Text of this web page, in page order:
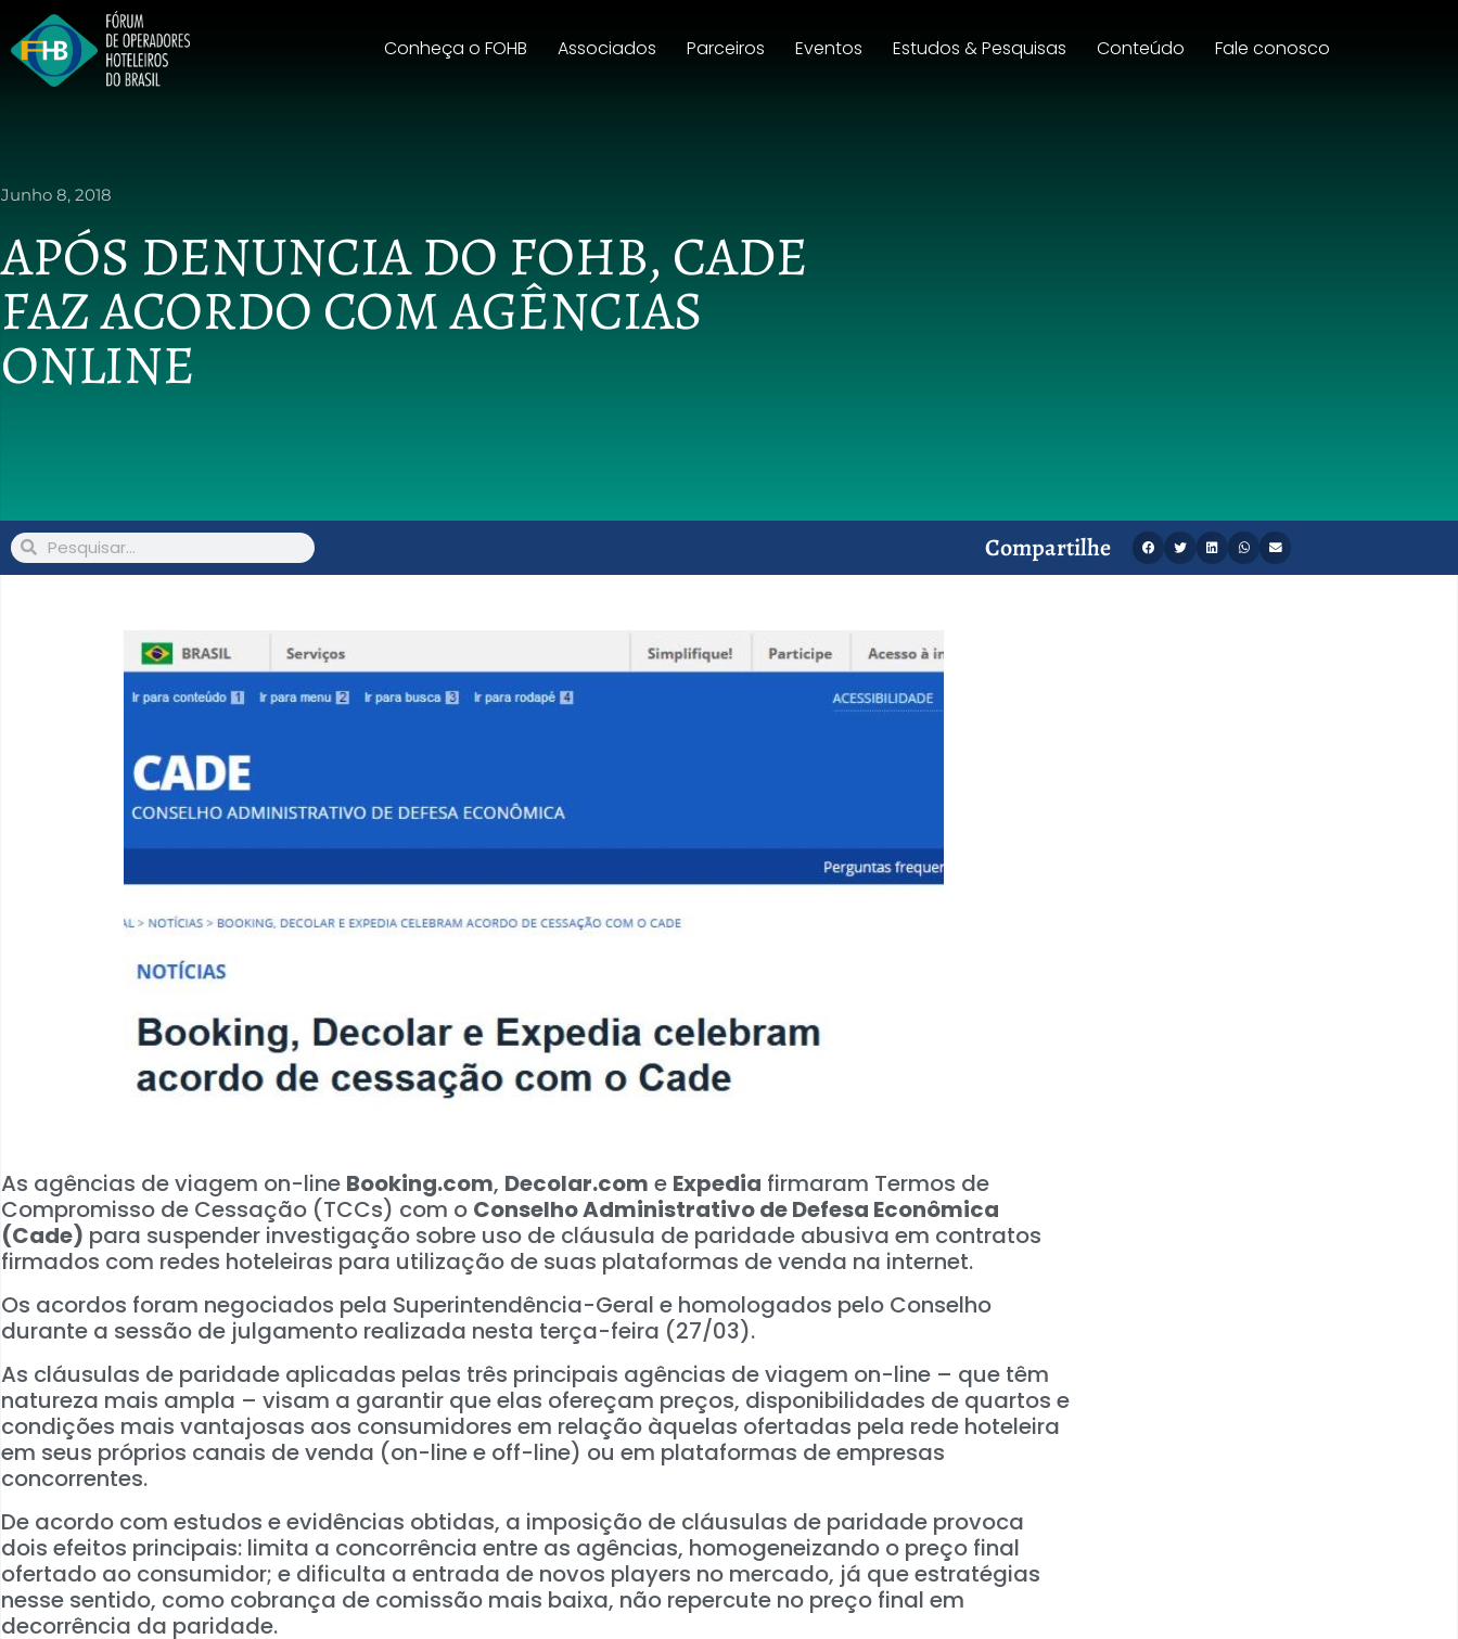
Conheça o FOHB Associados Parceiros Eventos Estudos & Pesquisas Conteúdo Fale conosco
Junho 8, 2018
APÓS DENUNCIA DO FOHB, CADE
FAZ ACORDO COM AGÊNCIAS
ONLINE
Compartilhe
As agências de viagem on-line Booking.com, Decolar.com e Expedia firmaram Termos de
Compromisso de Cessação (TCCs) com o Conselho Administrativo de Defesa Econômica
(Cade) para suspender investigação sobre uso de cláusula de paridade abusiva em contratos
firmados com redes hoteleiras para utilização de suas plataformas de venda na internet.
Os acordos foram negociados pela Superintendência-Geral e homologados pelo Conselho
durante a sessão de julgamento realizada nesta terça-feira (27/03).
As cláusulas de paridade aplicadas pelas três principais agências de viagem on-line – que têm
natureza mais ampla – visam a garantir que elas ofereçam preços, disponibilidades de quartos e
condições mais vantajosas aos consumidores em relação àquelas ofertadas pela rede hoteleira
em seus próprios canais de venda (on-line e off-line) ou em plataformas de empresas
concorrentes.
De acordo com estudos e evidências obtidas, a imposição de cláusulas de paridade provoca
dois efeitos principais: limita a concorrência entre as agências, homogeneizando o preço final
ofertado ao consumidor; e dificulta a entrada de novos players no mercado, já que estratégias
nesse sentido, como cobrança de comissão mais baixa, não repercute no preço final em
decorrência da paridade.